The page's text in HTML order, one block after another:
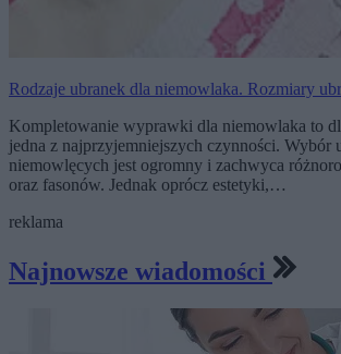
Rodzaje ubranek dla niemowlaka. Rozmiary
Kompletowanie wyprawki dla niemowlaka to
jedna z najprzyjemniejszych czynności. Wybór
niemowlęcych jest ogromny i zachwyca
oraz fasonów. Jednak oprócz estetyki,…
reklama
Najnowsze wiadomości